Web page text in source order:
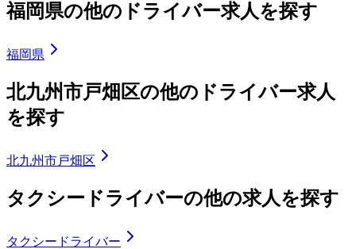
福岡県の他のドライバー求人を探す
福岡県
北九州市戸畑区の他のドライバー求人
を探す
北九州市戸畑区
タクシードライバーの他の求人を探す
タクシードライバー